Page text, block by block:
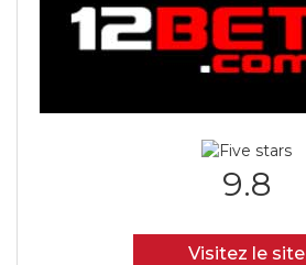
9.8
Visitez le site